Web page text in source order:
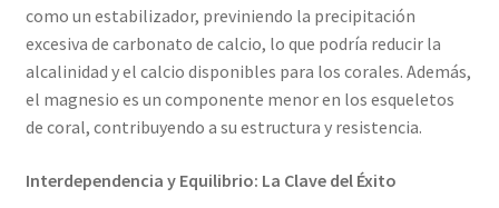
como un estabilizador, previniendo la precipitación
excesiva de carbonato de calcio, lo que podría reducir la
alcalinidad y el calcio disponibles para los corales. Además,
el magnesio es un componente menor en los esqueletos
de coral, contribuyendo a su estructura y resistencia.
Interdependencia y Equilibrio: La Clave del Éxito